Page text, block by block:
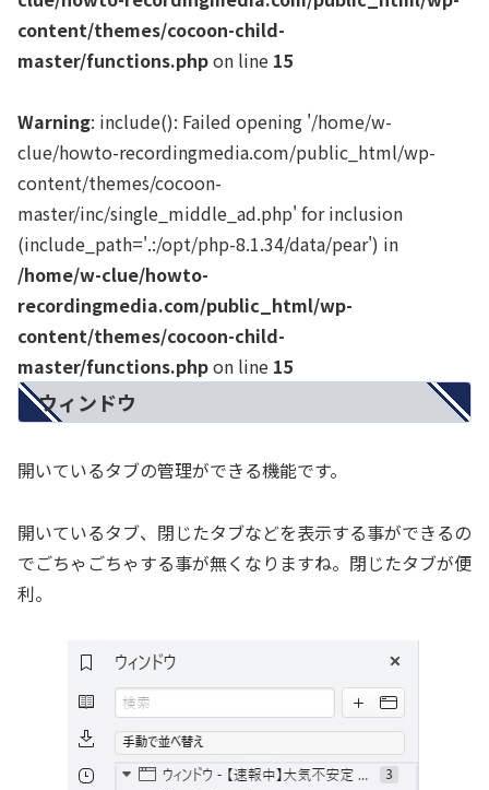
content/themes/cocoon-child-
master/functions.phpon line 15
Warning: include(): Failed opening '/home/w-
clue/howto-recordingmedia.com/public_html/wp-
content/themes/cocoon-
master/inc/single_middle_ad.php' for inclusion
(include_path='.:/opt/php-8.1.34/data/pear') in
/home/w-clue/howto-
recordingmedia.com/public_html/wp-
content/themes/cocoon-child-
master/functions.phpon line 15
ウィンドウ
開いているタブの管理ができる機能です。
開いているタブ、閉じたタブなどを表示する事ができるの
でごちゃごちゃする事が無くなりますね。閉じたタブが便
利。